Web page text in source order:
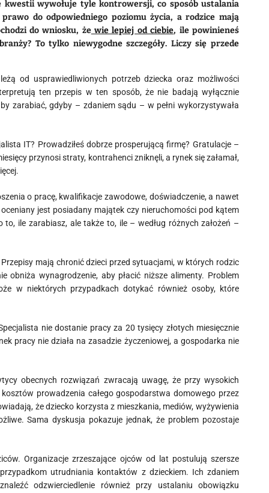
wywołuje tyle kontrowersji, co sposób ustalania
do odpowiedniego poziomu życia, a rodzice mają
do wniosku, żewie lepiej od ciebie, ile powinieneś
To tylko niewygodne szczegóły. Liczy się przede
od usprawiedliwionych potrzeb dziecka oraz możliwości
ten przepis w ten sposób, że nie badają wyłącznie
zarabiać, gdyby – zdaniem sądu – w pełni wykorzystywała
IT? Prowadziłeś dobrze prosperującą firmę? Gratulacje –
przynosi straty, kontrahenci zniknęli, a rynek się załamał,
o pracę, kwalifikacje zawodowe, doświadczenie, a nawet
jest posiadany majątek czy nieruchomości pod kątem
ile zarabiasz, ale także to, ile – według różnych założeń –
mają chronić dzieci przed sytuacjami, w których rodzic
obniża wynagrodzenie, aby płacić niższe alimenty. Problem
w niektórych przypadkach dotykać również osoby, które
nie dostanie pracy za 20 tysięcy złotych miesięcznie
pracy nie działa na zasadzie życzeniowej, a gospodarka nie
obecnych rozwiązań zwracają uwagę, że przy wysokich
prowadzenia całego gospodarstwa domowego przez
że dziecko korzysta z mieszkania, mediów, wyżywienia
Sama dyskusja pokazuje jednak, że problem pozostaje
Organizacje zrzeszające ojców od lat postulują szersze
utrudniania kontaktów z dzieckiem. Ich zdaniem
odzwierciedlenie również przy ustalaniu obowiązku